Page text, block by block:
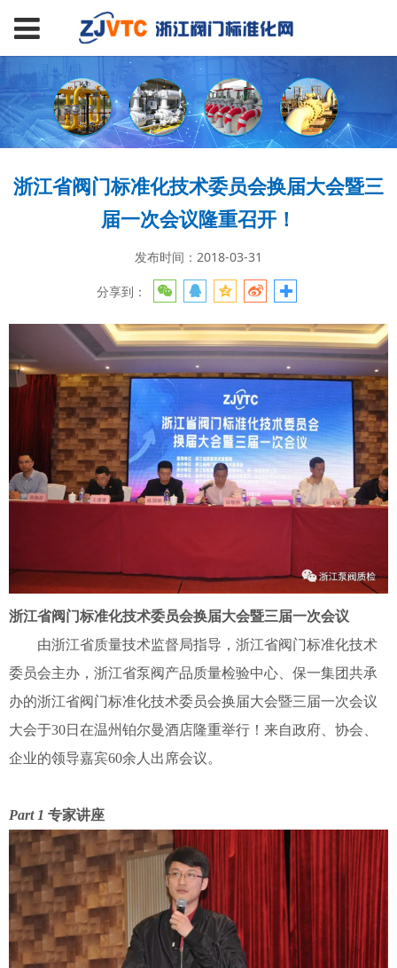
浙江省阀门标准化技术委员会换届大会暨三
届一次会议隆重召开！
发布时间：2018-03-31
分享到：
浙江省阀门标准化技术委员会换届大会暨三届一次会议
由浙江省质量技术监督局指导，浙江省阀门标准化技术
委员会主办，浙江省泵阀产品质量检验中心、保一集团共承
办的浙江省阀门标准化技术委员会换届大会暨三届一次会议
大会于30日在温州铂尔曼酒店隆重举行！来自政府、协会、
企业的领导嘉宾60余人出席会议。
Part 1 专家讲座